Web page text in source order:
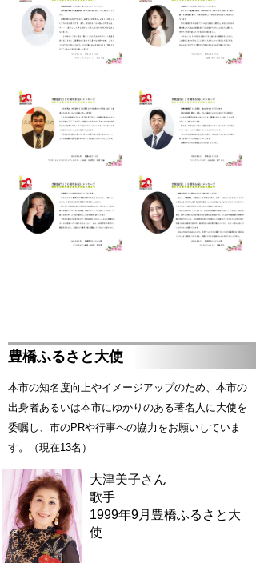
豊橋ふるさと大使
本市の知名度向上やイメージアップのため、本市の
出身者あるいは本市にゆかりのある著名人に大使を
委嘱し、市のPRや行事への協力をお願いしていま
す。（現在13名）
大津美子さん
歌手
1999年9月豊橋ふるさと大
使